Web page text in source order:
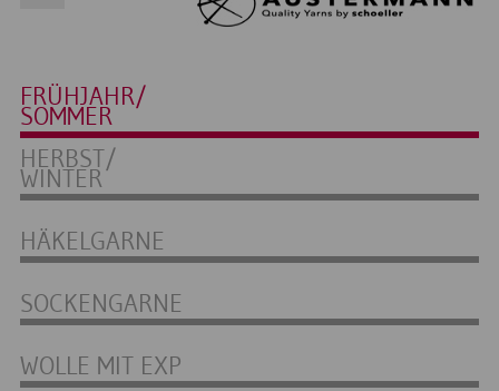
FRÜHJAHR/
SOMMER
HERBST/
WINTER
HÄKELGARNE
SOCKENGARNE
WOLLE MIT EXP